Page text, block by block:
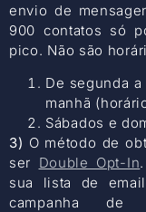
envio de
900 contatos só
pico. Não são
De segunda
manhã
Sábados e
3) O método de
ser Double Opt-In
sua lista de
campanha de